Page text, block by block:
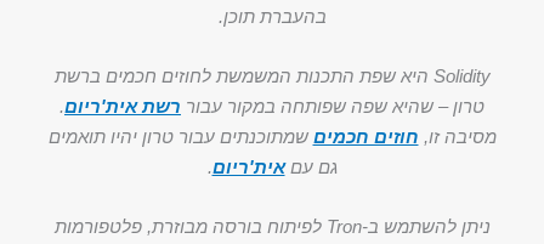
בהעברת תוכן.
Solidity היא שפת התכנות המשמשת לחוזים חכמים ברשת
טרון – שהיא שפה שפותחה במקור עבור רשת אית'ריום.
מסיבה זו, חוזים חכמים שמתוכנתים עבור טרון יהיו תואמים
גם עםאית'ריום.
ניתן להשתמש ב-Tron לפיתוח בורסה מבוזרת, פלטפורמות